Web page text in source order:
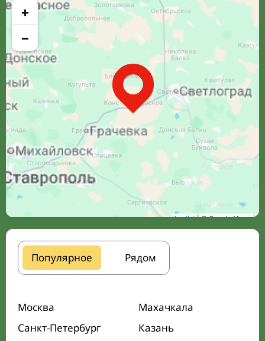
+
−
Leaflet| © Google Maps
Популярное Рядом
Москва
Махачкала
Санкт-Петербург
Казань